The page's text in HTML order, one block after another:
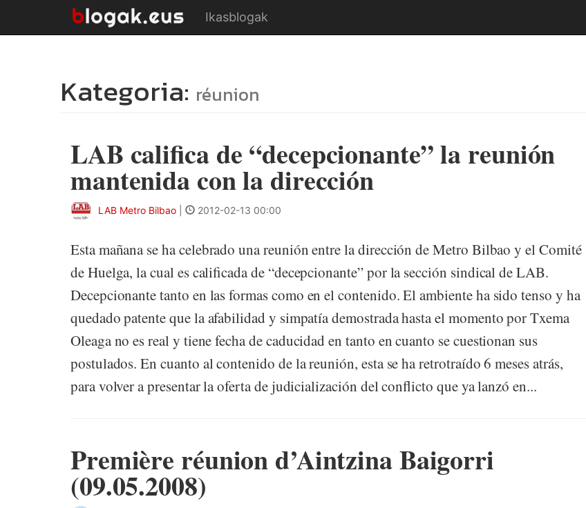
Ikasblogak
Kategoria: réunion
LAB califica de “decepcionante” la reunión
mantenida con la dirección
LAB Metro Bilbao 2012-02-13 00:00
Esta mañana se ha celebrado una reunión entre la dirección de Metro Bilbao y el Comité
de Huelga, la cual es calificada de “decepcionante” por la sección sindical de LAB.
Decepcionante tanto en las formas como en el contenido. El ambiente ha sido tenso y ha
quedado patente que la afabilidad y simpatía demostrada hasta el momento por Txema
Oleaga no es real y tiene fecha de caducidad en tanto en cuanto se cuestionan sus
postulados. En cuanto al contenido de la reunión, esta se ha retrotraído 6 meses atrás,
para volver a presentar la oferta de judicialización del conflicto que ya lanzó en...
Première réunion d’Aintzina Baigorri
(09.05.2008)